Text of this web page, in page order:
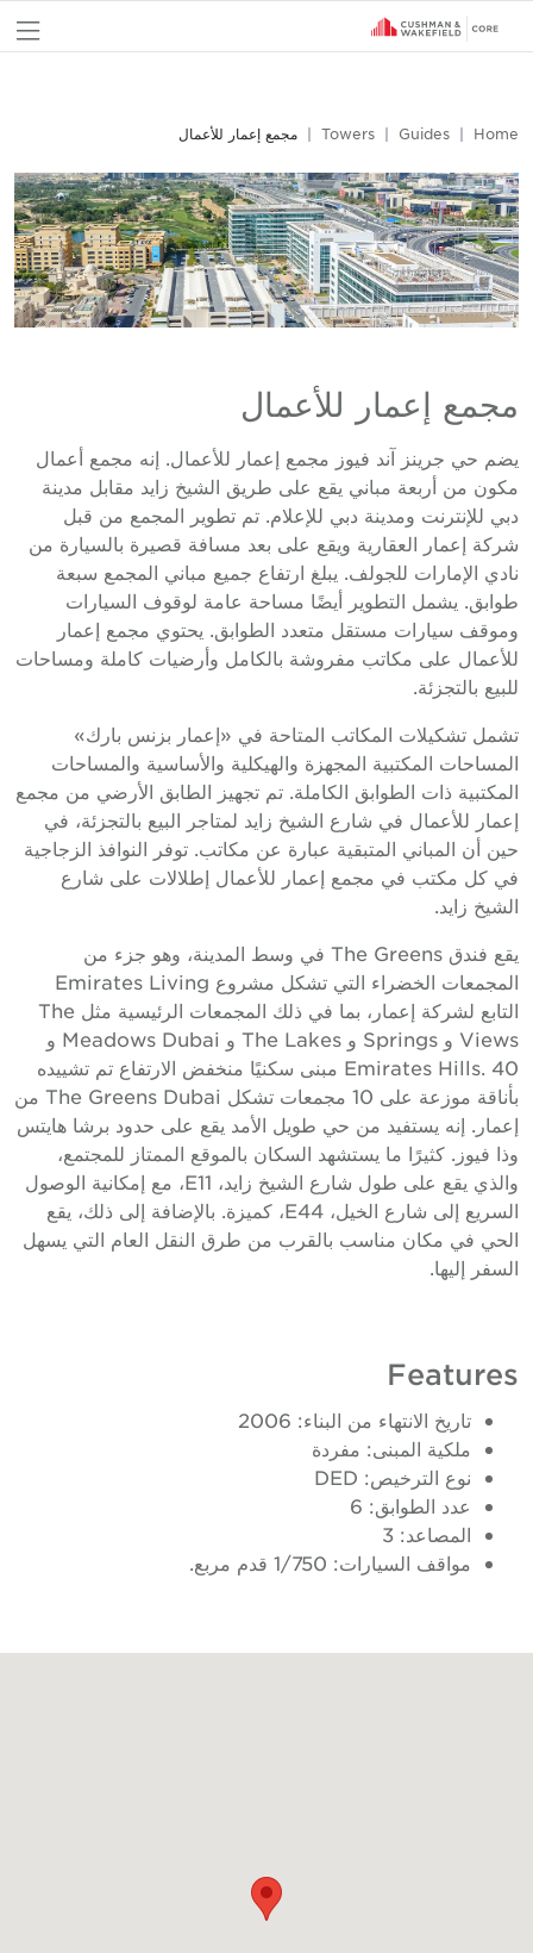
Home
Guides
Towers مجمع إعمار للأعمال
مجمع إعمار للأعمال
يضم حي جرينز آند فيوز مجمع إعمار للأعمال. إنه مجمع أعمال
مكون من أربعة مباني يقع على طريق الشيخ زايد مقابل مدينة
دبي للإنترنت ومدينة دبي للإعلام. تم تطوير المجمع من قبل
شركة إعمار العقارية ويقع على بعد مسافة قصيرة بالسيارة من
نادي الإمارات للجولف. يبلغ ارتفاع جميع مباني المجمع سبعة
طوابق. يشمل التطوير أيضًا مساحة عامة لوقوف السيارات
وموقف سيارات مستقل متعدد الطوابق. يحتوي مجمع إعمار
للأعمال على مكاتب مفروشة بالكامل وأرضيات كاملة ومساحات
للبيع بالتجزئة.
تشمل تشكيلات المكاتب المتاحة في «إعمار بزنس بارك»
المساحات المكتبية المجهزة والهيكلية والأساسية والمساحات
المكتبية ذات الطوابق الكاملة. تم تجهيز الطابق الأرضي من مجمع
إعمار للأعمال في شارع الشيخ زايد لمتاجر البيع بالتجزئة، في
حين أن المباني المتبقية عبارة عن مكاتب. توفر النوافذ الزجاجية
في كل مكتب في مجمع إعمار للأعمال إطلالات على شارع
الشيخ زايد.
يقع فندق The Greens في وسط المدينة، وهو جزء من
المجمعات الخضراء التي تشكل مشروع Emirates Living
التابع لشركة إعمار، بما في ذلك المجمعات الرئيسية مثل The
Views و Springs و The Lakes و Meadows Dubai و
Emirates Hills. 40 مبنى سكنيًا منخفض الارتفاع تم تشييده
بأناقة موزعة على 10 مجمعات تشكل The Greens Dubai من
إعمار. إنه يستفيد من حي طويل الأمد يقع على حدود برشا هايتس
وذا فيوز. كثيرًا ما يستشهد السكان بالموقع الممتاز للمجتمع،
والذي يقع على طول شارع الشيخ زايد، E11، مع إمكانية الوصول
السريع إلى شارع الخيل، E44، كميزة. بالإضافة إلى ذلك، يقع
الحي في مكان مناسب بالقرب من طرق النقل العام التي يسهل
السفر إليها.
Features
تاريخ الانتهاء من البناء: 2006
ملكية المبنى: مفردة
نوع الترخيص: DED
عدد الطوابق: 6
المصاعد: 3
مواقف السيارات: 1/750 قدم مربع.